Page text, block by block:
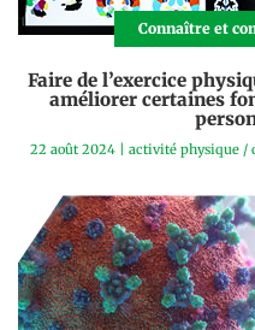
Connaître et
Faire de l’exercice
améliorer certaines
22 août 2024| activité physique/